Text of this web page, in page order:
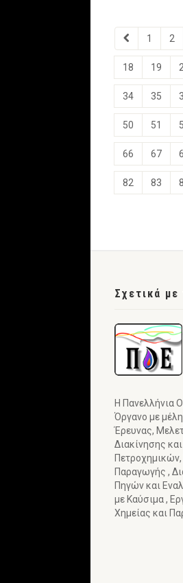
1 2
18 19
34 35
50 51
66 67
82 83
Σχετικά
Η Πανελλήνια
Όργανο με
Έρευνας,
Διακίνησης
Παραγωγής ,
Πηγών και
με Καύσιμα ,
Χημείας και